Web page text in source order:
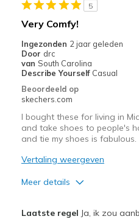
Casual Wear
Width
Feels
Sizing
View On Shoes
Shoes
5
Very Comfy!
Ingezonden 2 jaar geleden
Door drc
van South Carolina
Describe Yourself Casual
Beoordeeld op
skechers.com
I bought these for living in
and take shoes to people's
and tie my shoes is fabulous.
Vertaling weergeven
Meer details
Laatste regel Ja, ik zou